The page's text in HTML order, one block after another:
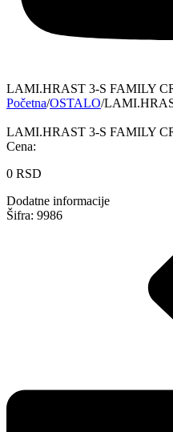
LAMI.HRAST 3-S FAMILY
Početna/OSTALO/
LAMI.HRAST 3-S FAMILY
Cena:
0 RSD
Dodatne informacije
Šifra: 9986